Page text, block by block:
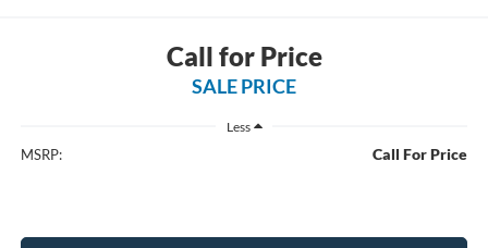
Call for Price
SALE PRICE
Less
MSRP: Call For Price